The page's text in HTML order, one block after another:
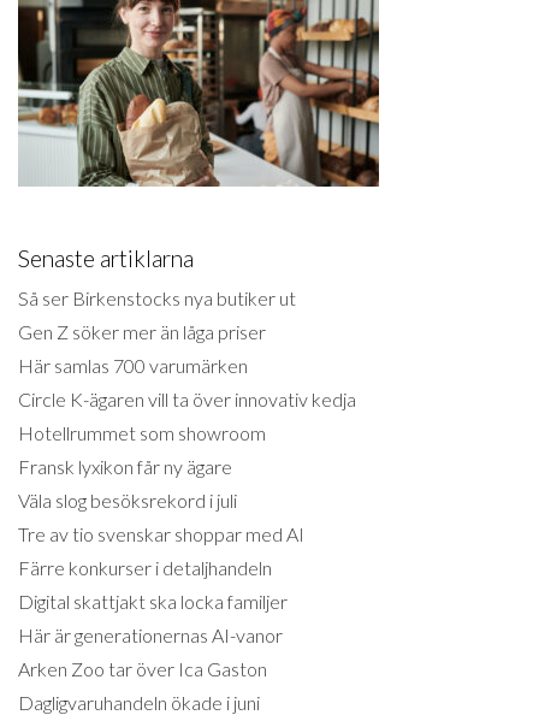
Senaste artiklarna
Så ser Birkenstocks nya butiker ut
Gen Z söker mer än låga priser
Här samlas 700 varumärken
Circle K-ägaren vill ta över innovativ kedja
Hotellrummet som showroom
Fransk lyxikon får ny ägare
Väla slog besöksrekord i juli
Tre av tio svenskar shoppar med AI
Färre konkurser i detaljhandeln
Digital skattjakt ska locka familjer
Här är generationernas AI-vanor
Arken Zoo tar över Ica Gaston
Dagligvaruhandeln ökade i juni